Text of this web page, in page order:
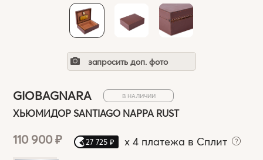
запросить доп. фото
GIOBAGNARA В НАЛИЧИИ
ХЬЮМИДОР SANTIAGO NAPPA RUST
110 900 ₽ 27 725 ₽ x 4 платежа в Сплит